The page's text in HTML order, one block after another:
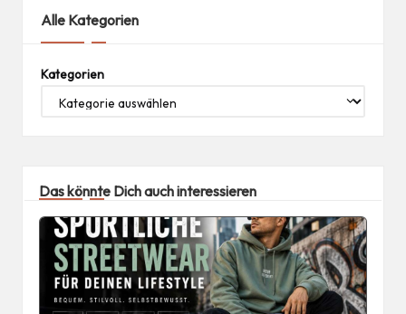
Alle Kategorien
Kategorien
Das könnte Dich auch interessieren